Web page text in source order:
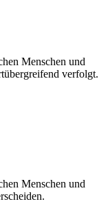
Menschen und
verfolgt.
Menschen und